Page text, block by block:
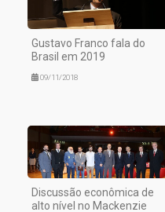
Gustavo Franco fala do
Brasil em 2019
09/11/2018
Discussão econômica de
alto nível no Mackenzie